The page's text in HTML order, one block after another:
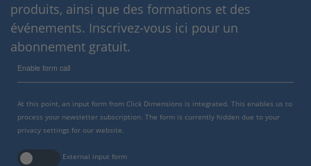
produits, ainsi que des formations et des
événements. Inscrivez-vous ici pour un
abonnement gratuit.
Enable form call
At this point, an input form from Click Dimensions is integrated. This enables us to
process your newsletter subscription. The form is currently hidden due to your
privacy settings for our website.
External input form